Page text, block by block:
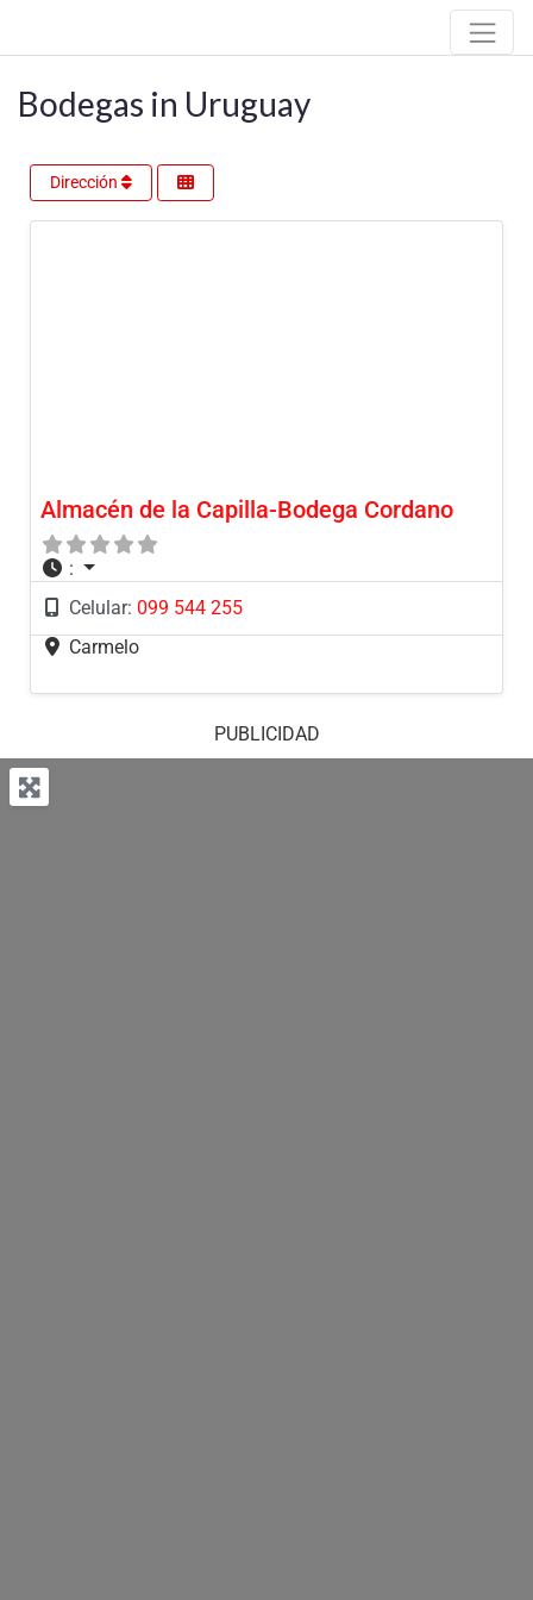
Bodegas in Uruguay
Dirección
Almacén de la Capilla-Bodega Cordano
:
Celular: 099 544 255
Carmelo
PUBLICIDAD